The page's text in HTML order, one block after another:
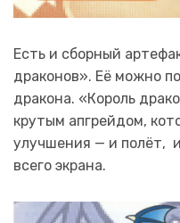
Есть и сборный
драконов». Её можно
дракона. «Король
крутым апгрейдом,
улучшения — и полёт,
всего экрана.